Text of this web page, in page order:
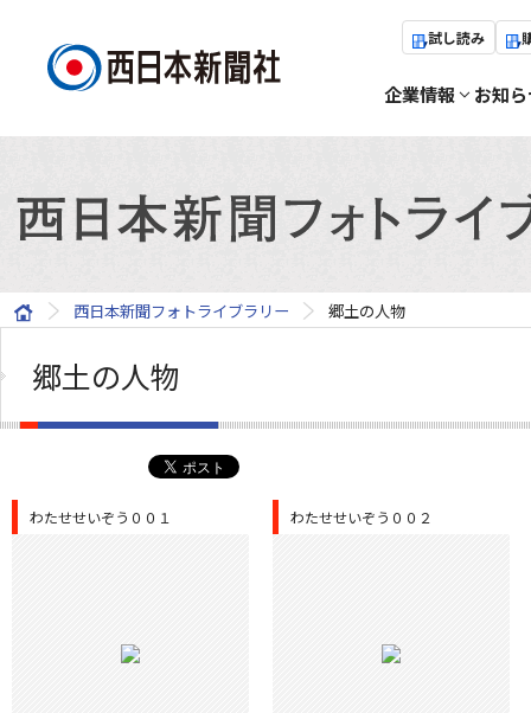
試し読み
企業情報 お知
西日本新聞フォトライブラリー 郷土の人物
郷土の人物
わたせせいぞう００１ わたせせいぞう００２